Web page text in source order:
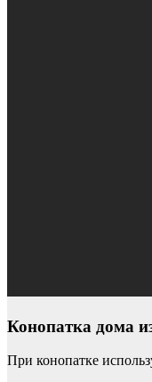
Конопатка дома
При конопатке